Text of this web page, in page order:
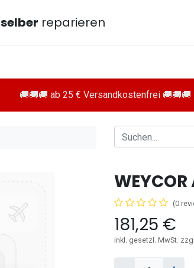
selber reparieren
🚚🚚🚚 ab 25 € Versandkostenfrei 🚚🚚🚚
(0
181,25 €
inkl. gesetzl. MwSt.